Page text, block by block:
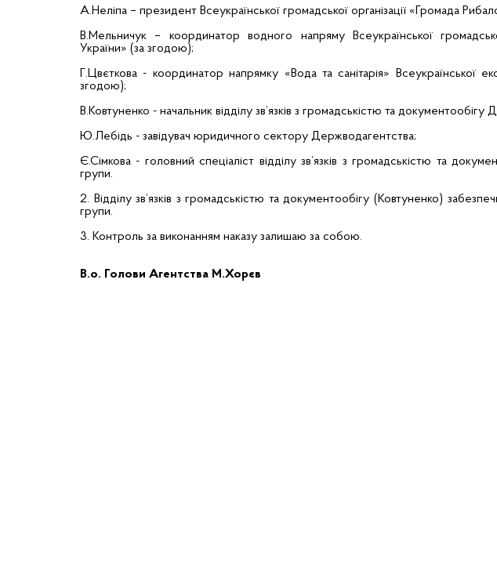
А.Неліпа – президент Всеукраїнської громадської організації «Громада
В.Мельничук – координатор водного напряму Всеукраїнської
України» (за згодою);
Г.Цвєткова - координатор напрямку «Вода та санітарія» Всеукраїнської
згодою);
В.Ковтуненко - начальник відділу зв’язків з громадськістю та документообігу
Ю.Лебідь - завідувач юридичного сектору Держводагентства;
Є.Сімкова - головний спеціаліст відділу зв’язків з громадськістю та
групи.
2. Відділу зв’язків з громадськістю та документообігу (Ковтуненко)
групи.
3. Контроль за виконанням наказу залишаю за собою.
В.о. Голови Агентства М.Хорєв